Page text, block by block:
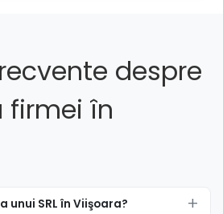
despre
firmei în
SRL în Viişoara?